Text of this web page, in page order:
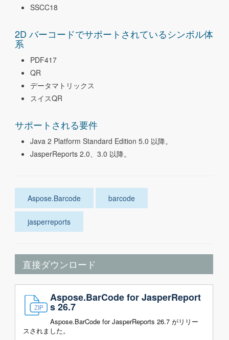
SSCC18
2D バーコードでサポートされているシンボル体
系
PDF417
QR
データマトリックス
スイスQR
サポートされる要件
Java 2 Platform Standard Edition 5.0 以降。
JasperReports 2.0、3.0 以降。
Aspose.Barcode barcode
jasperreports
直接ダウンロード
Aspose.BarCode for JasperReport
s 26.7
Aspose.BarCode for JasperReports 26.7 がリリー
スされました。